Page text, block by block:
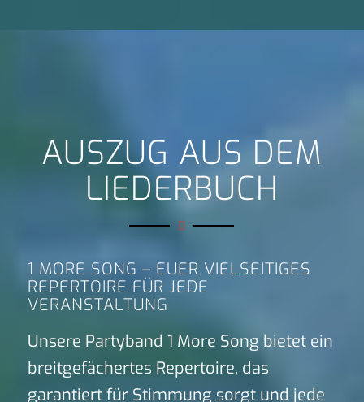
AUSZUG AUS DEM
LIEDERBUCH
1 MORE SONG – EUER VIELSEITIGES
REPERTOIRE FÜR JEDE
VERANSTALTUNG
Unsere Partyband 1 More Song bietet ein
breitgefächertes Repertoire, das
garantiert für Stimmung sorgt und jede